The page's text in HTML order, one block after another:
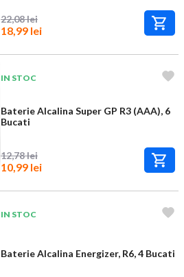
22,08 lei
18,99 lei
IN STOC
Baterie Alcalina Super GP R3 (AAA), 6
Bucati
12,78 lei
10,99 lei
IN STOC
Baterie Alcalina Energizer, R6, 4 Bucati